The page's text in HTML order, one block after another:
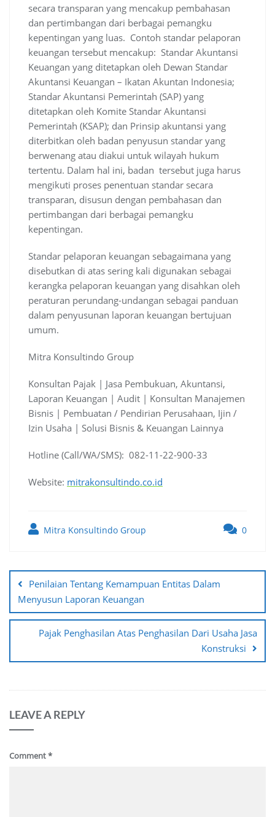
secara transparan yang mencakup pembahasan
dan pertimbangan dari berbagai pemangku
kepentingan yang luas. Contoh standar pelaporan
keuangan tersebut mencakup: Standar Akuntansi
Keuangan yang ditetapkan oleh Dewan Standar
Akuntansi Keuangan – Ikatan Akuntan Indonesia;
Standar Akuntansi Pemerintah (SAP) yang
ditetapkan oleh Komite Standar Akuntansi
Pemerintah (KSAP); dan Prinsip akuntansi yang
diterbitkan oleh badan penyusun standar yang
berwenang atau diakui untuk wilayah hukum
tertentu. Dalam hal ini, badan tersebut juga harus
mengikuti proses penentuan standar secara
transparan, disusun dengan pembahasan dan
pertimbangan dari berbagai pemangku
kepentingan.
Standar pelaporan keuangan sebagaimana yang
disebutkan di atas sering kali digunakan sebagai
kerangka pelaporan keuangan yang disahkan oleh
peraturan perundang-undangan sebagai panduan
dalam penyusunan laporan keuangan bertujuan
umum.
Mitra Konsultindo Group
Konsultan Pajak | Jasa Pembukuan, Akuntansi,
Laporan Keuangan | Audit | Konsultan Manajemen
Bisnis | Pembuatan / Pendirian Perusahaan, Ijin /
Izin Usaha | Solusi Bisnis & Keuangan Lainnya
Hotline (Call/WA/SMS): 082-11-22-900-33
Website: mitrakonsultindo.co.id
Mitra Konsultindo Group 0
navigation
Penilaian Tentang Kemampuan Entitas Dalam
Menyusun Laporan Keuangan
Pajak Penghasilan Atas Penghasilan Dari Usaha Jasa
Konstruksi
LEAVE A REPLY
Comment*